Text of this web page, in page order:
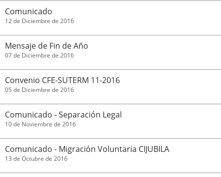
Comunicado
12 de Diciembre de 2016
Mensaje de Fin de Año
07 de Diciembre de 2016
Convenio CFE-SUTERM 11-2016
05 de Diciembre de 2016
Comunicado - Separación Legal
10 de Noviembre de 2016
Comunicado - Migración Voluntaria CIJUBILA
13 de Octubre de 2016